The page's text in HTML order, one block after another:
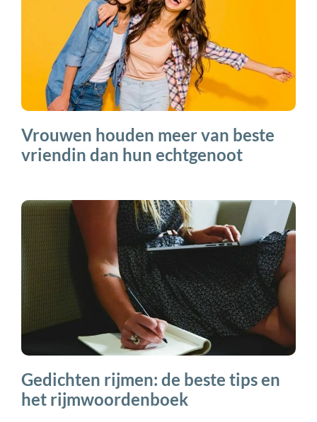
Vrouwen houden meer van beste
vriendin dan hun echtgenoot
Gedichten rijmen: de beste tips en
het rijmwoordenboek